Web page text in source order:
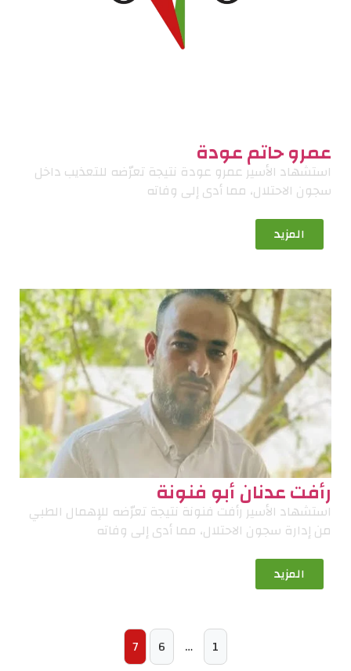
عمرو حاتم عودة
استشهاد الأسير عمرو عودة نتيجة تعرّضه للتعذيب داخل
سجون الاحتلال، مما أدى إلى وفاته
المزيد
رأفت عدنان أبو فنونة
استشهاد الأسير رأفت فنونة نتيجة تعرّضه للإهمال الطبي
من إدارة سجون الاحتلال، مما أدى إلى وفاته
المزيد
1
…
6
7